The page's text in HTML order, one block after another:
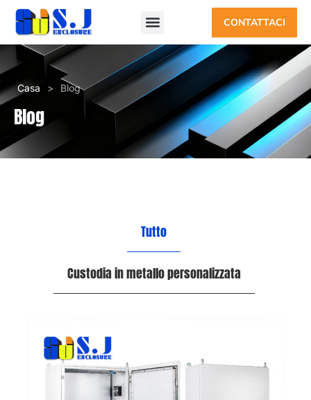
CONTATTACI
Casa > Blog
Blog
Tutto
Custodia in metallo personalizzata